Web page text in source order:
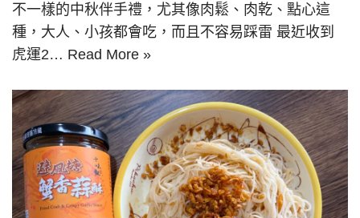
不一樣的中秋伴手禮，尤其像肉鬆、肉乾、點心這
種，大人、小孩都會吃，而且不容易踩雷 最近收到
虎運2… Read More »